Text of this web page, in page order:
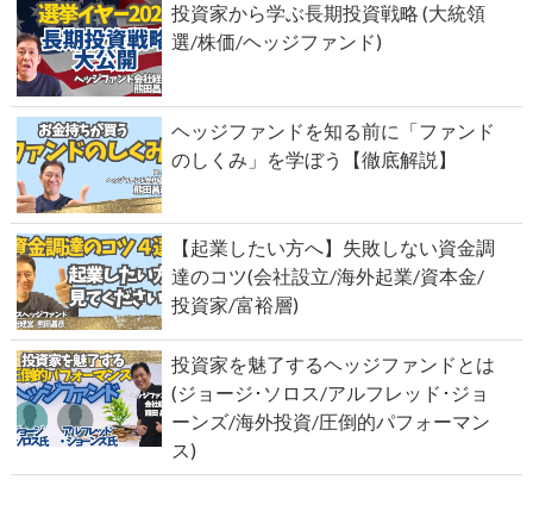
投資家から学ぶ長期投資戦略 (大統領
選/株価/ヘッジファンド)
ヘッジファンドを知る前に「ファンド
のしくみ」を学ぼう【徹底解説】
【起業したい方へ】失敗しない資金調
達のコツ(会社設立/海外起業/資本金/
投資家/富裕層)
投資家を魅了するヘッジファンドとは
(ジョージ･ソロス/アルフレッド･ジョ
ーンズ/海外投資/圧倒的パフォーマン
ス)